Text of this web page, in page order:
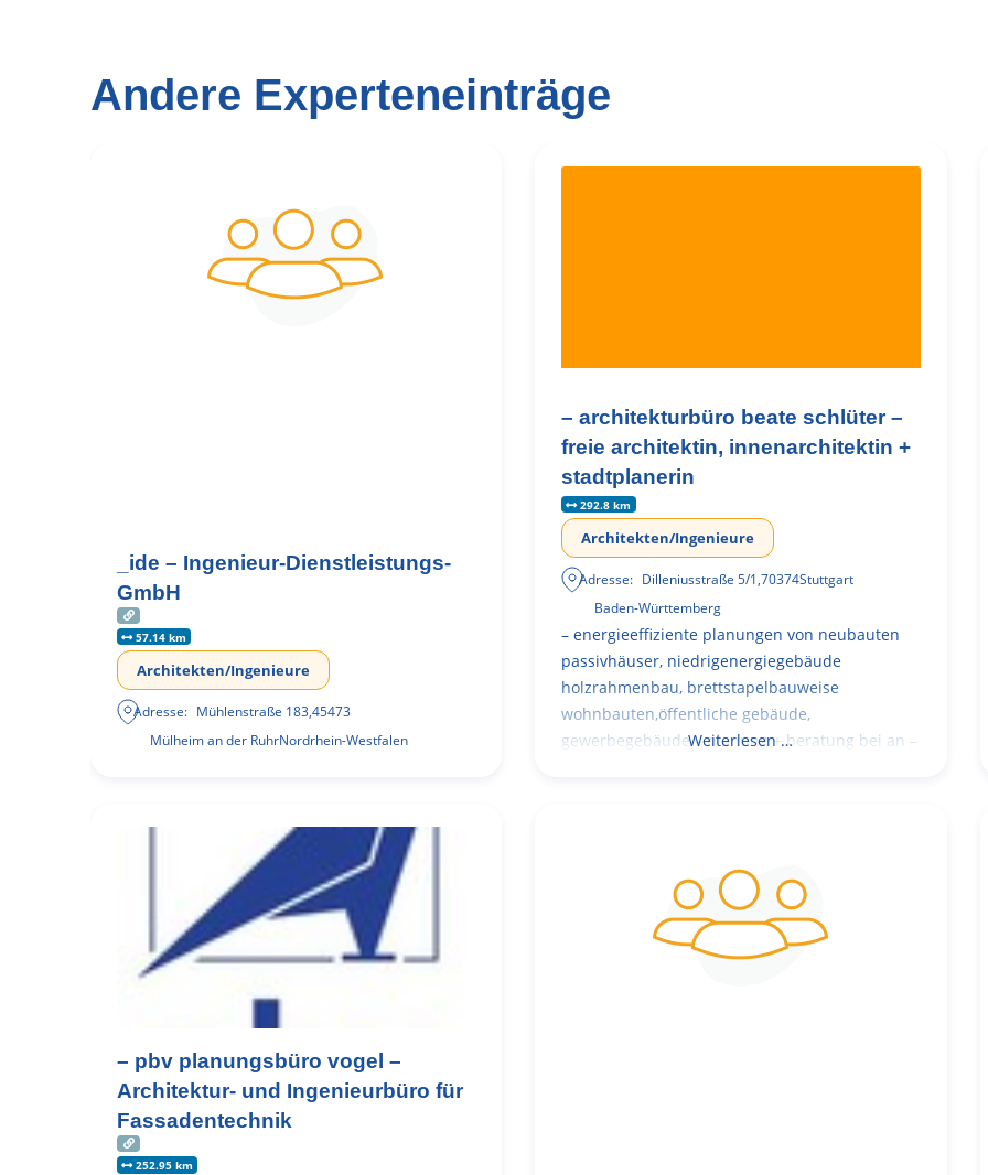
Andere Experteneinträge
_ide – Ingenieur-Dienstleistungs-
GmbH
57.14 km
Architekten/Ingenieure
Adresse: Mühlenstraße 183,45473
Mülheim an der RuhrNordrhein-Westfalen
– architekturbüro beate schlüter –
freie architektin, innenarchitektin +
stadtplanerin
292.8 km
Architekten/Ingenieure
Adresse: Dilleniusstraße 5/1,70374Stuttgart
Baden-Württemberg
– energieeffiziente planungen von neubauten
passivhäuser, niedrigenergiegebäude
holzrahmenbau, brettstapelbauweise
wohnbauten,öffentliche gebäude,
gewerbegebäude – planung + beratung bei an –
Weiterlesen …
– pbv planungsbüro vogel –
Architektur- und Ingenieurbüro für
Fassadentechnik
252.95 km